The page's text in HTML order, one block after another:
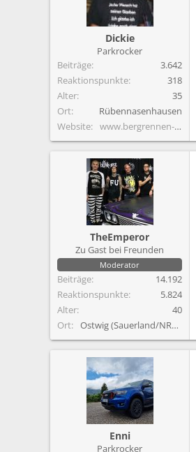
Dickie
Parkrocker
Beiträge
3.642
Reaktionspunkte
318
Alter
35
Ort
Rübennasenhausen
Website
www.bergrennen-unterfranken.de
TheEmperor
Zu Gast bei Freunden
Moderator
Beiträge
14.192
Reaktionspunkte
5.824
Alter
40
Ort
Ostwig (Sauerland/NRW)
Enni
Parkrocker